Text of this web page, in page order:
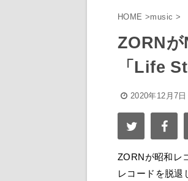
HOME >music >
ZORNが
「Life
2020年12月7日
ZORNが昭和レ
レコードを脱退